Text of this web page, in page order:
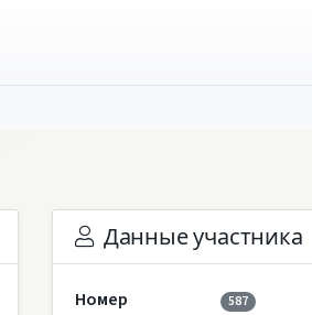
Данные участника
Номер
587